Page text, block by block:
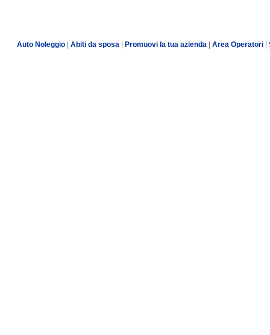
Auto Noleggio Abiti da sposa Promuovi la tua azienda Area Operatori